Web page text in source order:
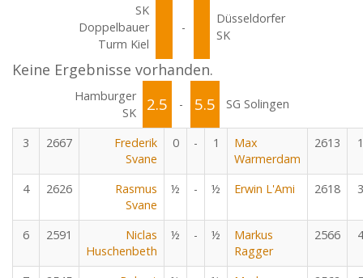
SK
Doppelbauer
Turm Kiel
-
Düsseldorfer
SK
Keine Ergebnisse vorhanden.
Hamburger
SK
2.5 - 5.5 SG Solingen
3 2667
Frederik
Svane
0 - 1
Max
Warmerdam
2613 1
4 2626
Rasmus
Svane
½ - ½ Erwin L'Ami 2618 3
6 2591
Niclas
Huschenbeth
½ - ½
Markus
Ragger
2566 4